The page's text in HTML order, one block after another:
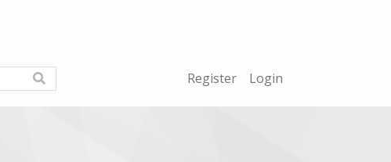
What
are
Register Login